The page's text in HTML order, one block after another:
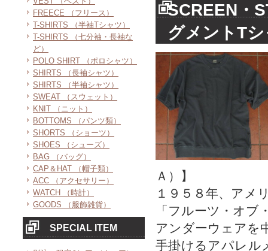
FREECE （フリース）
T-SHIRTS （半袖Tシャツ）
T-SHIRTS （七分袖・長袖な
ど）
POLO SHIRT （ポロシャツ）
SHIRTS （長袖シャツ）
SHIRTS （半袖シャツ）
SWEAT （スウェット）
KNIT （ニット）
BOTTOMS （パンツ類）
SHORTS （ショーツ）
SHOES （シューズ）
BAG （バッグ）
CAP＆HAT （帽子類）
ACC （アクセサリー）
WATCH （時計）
GOODS （服飾雑貨）
SPECIAL ITEM
SCREEN・
グメントT
Ａ）】
１９５８年、アメ
「フルーツ・オブ
アンダーウェアを
手掛けるアパレル